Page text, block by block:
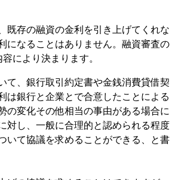
既存の融資の金利を引き上げてくれな
になることはありません。融資審査の
により決まります。
て、銀行取引約定書や金銭消費貸借契
は銀行と企業とで合意したことによる
の変化その他相当の事由がある場合に
対し、一般に合理的と認められる程度
いて協議を求めることができる、と書